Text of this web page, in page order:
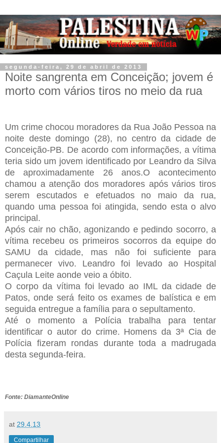
segunda-feira, 29 de abril de 2013
Noite sangrenta em Conceição; jovem é
morto com vários tiros no meio da rua
Um crime chocou moradores da Rua João Pessoa na
noite deste domingo (28), no centro da cidade de
Conceição-PB. De acordo com informações, a vítima
teria sido um jovem identificado por Leandro da Silva
de aproximadamente 26 anos.O acontecimento
chamou a atenção dos moradores após vários tiros
serem escutados e efetuados no maio da rua,
quando uma pessoa foi atingida, sendo esta o alvo
principal.
Após cair no chão, agonizando e pedindo socorro, a
vítima recebeu os primeiros socorros da equipe do
SAMU da cidade, mas não foi suficiente para
permanecer vivo. Leandro foi levado ao Hospital
Caçula Leite aonde veio a óbito.
O corpo da vítima foi levado ao IML da cidade de
Patos, onde será feito os exames de balística e em
seguida entregue a família para o sepultamento.
Até o momento a Polícia trabalha para tentar
identificar o autor do crime. Homens da 3ª Cia de
Polícia fizeram rondas durante toda a madrugada
desta segunda-feira.
Fonte: DiamanteOnline
at 29.4.13
Compartilhar